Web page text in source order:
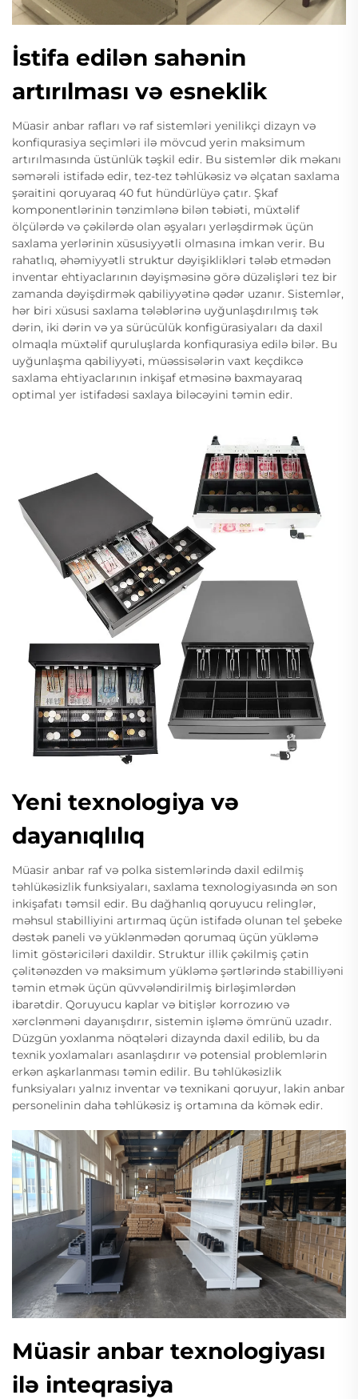
İstifa edilən sahənin
artırılması və esneklik
Müasir anbar rafları və raf sistemləri yenilikçi dizayn və
konfiqurasiya seçimləri ilə mövcud yerin maksimum
artırılmasında üstünlük təşkil edir. Bu sistemlər dik məkanı
səmərəli istifadə edir, tez-tez təhlükəsiz və əlçatan saxlama
şəraitini qoruyaraq 40 fut hündürlüyə çatır. Şkaf
komponentlərinin tənzimlənə bilən təbiəti, müxtəlif
ölçülərdə və çəkilərdə olan əşyaları yerləşdirmək üçün
saxlama yerlərinin xüsusiyyətli olmasına imkan verir. Bu
rahatlıq, əhəmiyyətli struktur dəyişiklikləri tələb etmədən
inventar ehtiyaclarının dəyişməsinə görə düzəlişləri tez bir
zamanda dəyişdirmək qabiliyyətinə qədər uzanır. Sistemlər,
hər biri xüsusi saxlama tələblərinə uyğunlaşdırılmış tək
dərin, iki dərin və ya sürücülük konfigürasiyaları da daxil
olmaqla müxtəlif quruluşlarda konfiqurasiya edilə bilər. Bu
uyğunlaşma qabiliyyəti, müəssisələrin vaxt keçdikcə
saxlama ehtiyaclarının inkişaf etməsinə baxmayaraq
optimal yer istifadəsi saxlaya biləcəyini təmin edir.
Yeni texnologiya və
dayanıqlılıq
Müasir anbar raf və polka sistemlərində daxil edilmiş
təhlükəsizlik funksiyaları, saxlama texnologiyasında ən son
inkişafatı təmsil edir. Bu dağhanlıq qoruyucu relinglər,
məhsul stabilliyini artırmaq üçün istifadə olunan tel şebeke
dəstək paneli və yüklənmədən qorumaq üçün yükləmə
limit göstəriciləri daxildir. Struktur illik çəkilmiş çətin
çəlitənəzden və maksimum yükləmə şərtlərində stabilliyəni
təmin etmək üçün qüvvələndirilmiş birləşimlərdən
ibarətdir. Qoruyucu kaplar və bitişlər korrozию və
xərclənməni dayanışdırır, sistemin işləmə ömrünü uzadır.
Düzgün yoxlanma nöqtələri dizaynda daxil edilib, bu da
texnik yoxlamaları asanlaşdırır və potensial problemlərin
erkən aşkarlanması təmin edilir. Bu təhlükəsizlik
funksiyaları yalnız inventar və texnikani qoruyur, lakin anbar
personelinin daha təhlükəsiz iş ortamına da kömək edir.
Müasir anbar texnologiyası
ilə inteqrasiya